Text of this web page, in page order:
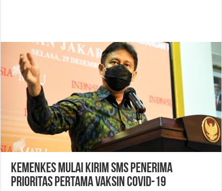
Kemenkes Mulai Kirim SMS Penerima
Prioritas Pertama Vaksin COVID-19